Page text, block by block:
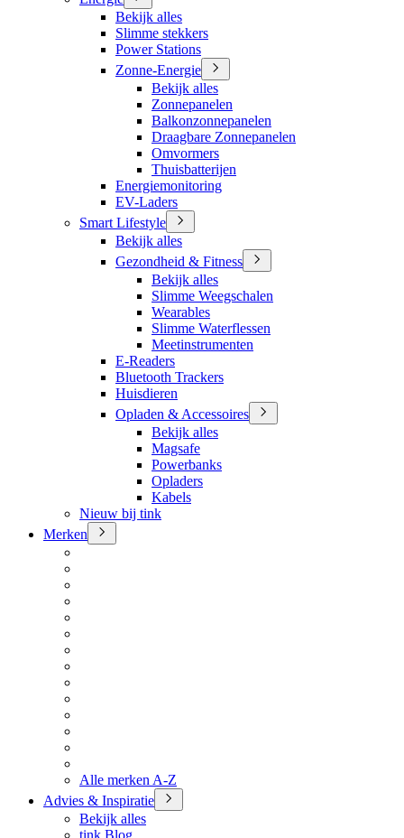
Bekijk alles
Slimme stekkers
Power Stations
Zonne-Energie
Bekijk alles
Zonnepanelen
Balkonzonnepanelen
Draagbare Zonnepanelen
Omvormers
Thuisbatterijen
Energiemonitoring
EV-Laders
Smart Lifestyle
Bekijk alles
Gezondheid & Fitness
Bekijk alles
Slimme Weegschalen
Wearables
Slimme Waterflessen
Meetinstrumenten
E-Readers
Bluetooth Trackers
Huisdieren
Opladen & Accessoires
Bekijk alles
Magsafe
Powerbanks
Opladers
Kabels
Nieuw bij tink
Merken
Alle merken A-Z
Advies & Inspiratie
Bekijk alles
tink Blog